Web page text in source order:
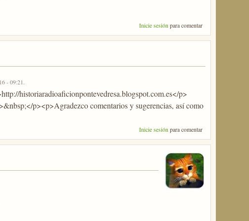
Inicie sesión para comentar
- 09:21.
historiaradioaficionpontevedresa.blogspot.com.es</p>
p><p>Agradezco comentarios y sugerencias, así como
Inicie sesiónpara comentar